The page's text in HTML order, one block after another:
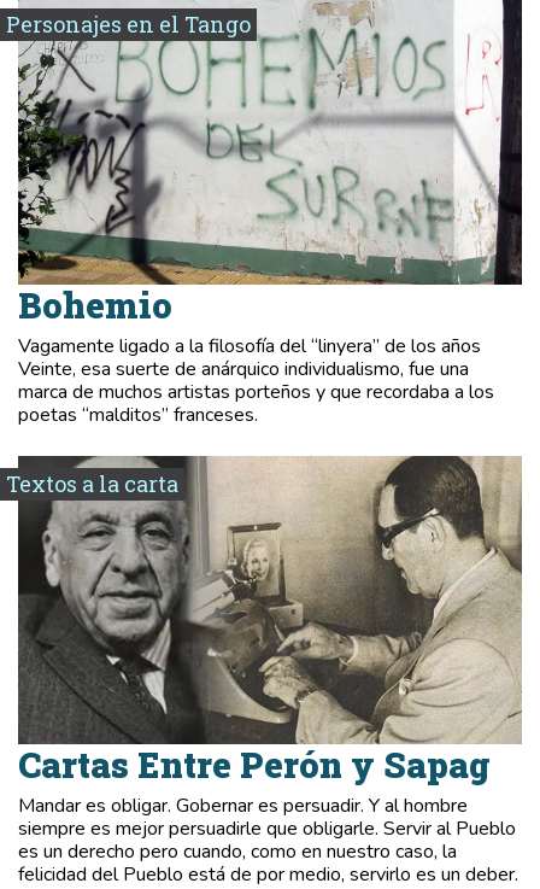
Personajes en el Tango
Bohemio
Vagamente ligado a la filosofía del “linyera” de los años
Veinte, esa suerte de anárquico individualismo, fue una
marca de muchos artistas porteños y que recordaba a los
poetas “malditos” franceses.
Textos a la carta
Cartas Entre Perón y Sapag
Mandar es obligar. Gobernar es persuadir. Y al hombre
siempre es mejor persuadirle que obligarle. Servir al Pueblo
es un derecho pero cuando, como en nuestro caso, la
felicidad del Pueblo está de por medio, servirlo es un deber.